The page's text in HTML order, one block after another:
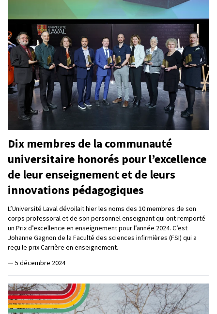
Dix membres de la communauté
universitaire honorés pour l’excellence
de leur enseignement et de leurs
innovations pédagogiques
L’Université Laval dévoilait hier les noms des 10 membres de son
corps professoral et de son personnel enseignant qui ont remporté
un Prix d’excellence en enseignement pour l’année 2024. C’est
Johanne Gagnon de la Faculté des sciences infirmières (FSI) qui a
reçu le prix Carrière en enseignement.
— 5 décembre 2024